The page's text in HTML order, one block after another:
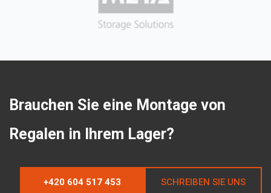
Brauchen Sie eine Montage von
Regalen in Ihrem Lager?
SCHREIBEN SIE UNS
+420 604 517 453